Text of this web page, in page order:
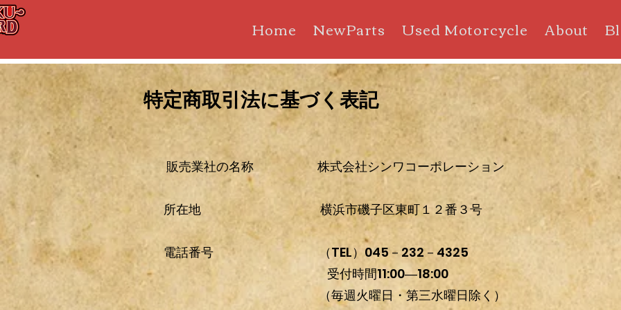
Home NewParts Used Motorcycle About
特定商取引法に基づく表記
販売業社の名称 株式会社シンワコーポレーション
所在地 横浜市磯子区東町１２番３号
電話番号 （TEL）045－232－4325
受付時間11:00―18:00
（毎週火曜日・第三水曜日除く）